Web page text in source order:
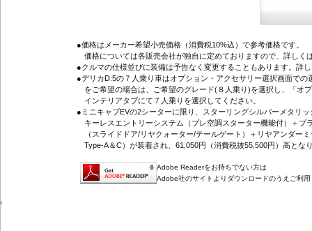
●価格はメーカー希望小売価格（消費税10%込）で参考価格です。
価格については各販売会社が独自に定めておりますので、詳しく
●クルマの仕様並びに装備は予告なく変更することもあります。詳
●デリカD:5の７人乗り車はオプション・アクセサリー選択画面での
をご希望の場合は、ご希望のグレード(８人乗り)を選択し、「オ
インテリアタブにて７人乗りを選択してください。
●ミニキャブEVの2シーターに限り、スターリングシルバーメタリ
キーレスエントリーシステム（プレ空調スターター機能付）＋プ
（スライドドア/リヤクォーター/テールゲート）＋リヤアンダー
Type-A＆C）が装着され、61,050円（消費税抜55,500円）高とな
Adobe Readerをお持ちでない方は
Adobe社のサイトよりダウンロードのうえご利
'